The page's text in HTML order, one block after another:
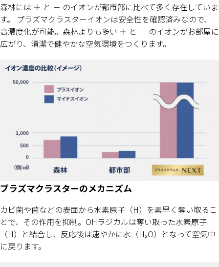
森林には ＋ と － のイオンが都市部に比べて多く存在していま
す。 プラズマクラスターイオンは安全性を確認済みなので、
高濃度化が可能。森林よりも多い ＋ と － のイオンがお部屋に
広がり、清潔で健やかな空気環境をつくります。
プラズマクラスターのメカニズム
カビ菌や菌などの表面から水素原子（H）を素早く奪い取るこ
とで、その作用を抑制。OHラジカルは奪い取った水素原子
（H）と結合し、反応後は速やかに水（H₂O）となって空気中
に戻ります。